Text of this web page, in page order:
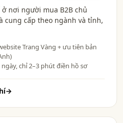
nơi người mua B2B chủ
cung cấp theo ngành và tỉnh,
Trang Vàng + ưu tiên bản
chỉ 2–3 phút điền hồ sơ
→